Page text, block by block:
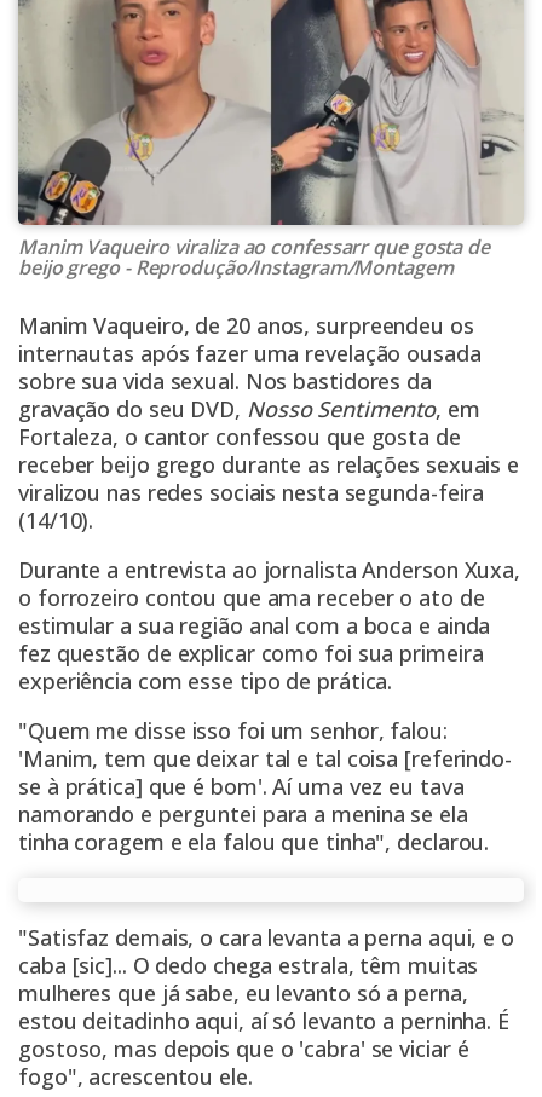
Manim Vaqueiro viraliza ao confessarr que gosta de
beijo grego - Reprodução/Instagram/Montagem
Manim Vaqueiro, de 20 anos, surpreendeu os
internautas após fazer uma revelação ousada
sobre sua vida sexual. Nos bastidores da
gravação do seu DVD, Nosso Sentimento, em
Fortaleza, o cantor confessou que gosta de
receber beijo grego durante as relações sexuais e
viralizou nas redes sociais nesta segunda-feira
(14/10).
Durante a entrevista ao jornalista Anderson Xuxa,
o forrozeiro contou que ama receber o ato de
estimular a sua região anal com a boca e ainda
fez questão de explicar como foi sua primeira
experiência com esse tipo de prática.
"Quem me disse isso foi um senhor, falou:
'Manim, tem que deixar tal e tal coisa [referindo-
se à prática] que é bom'. Aí uma vez eu tava
namorando e perguntei para a menina se ela
tinha coragem e ela falou que tinha", declarou.
"Satisfaz demais, o cara levanta a perna aqui, e o
caba [sic]... O dedo chega estrala, têm muitas
mulheres que já sabe, eu levanto só a perna,
estou deitadinho aqui, aí só levanto a perninha. É
gostoso, mas depois que o 'cabra' se viciar é
fogo", acrescentou ele.